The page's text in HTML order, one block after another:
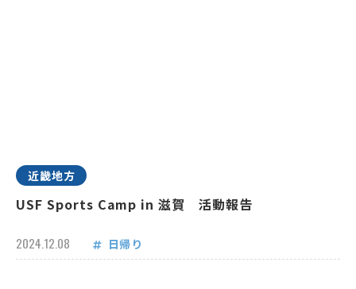
近畿地方
USF Sports Camp in 滋賀 活動報告
2024.12.08 日帰り